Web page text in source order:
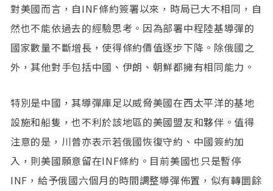
對美國而言，自INF條約簽署以來，時局已大不相同，自
然也不能依過去的經驗思考。因為部署中程陸基導彈的
國家數量不斷增長，使得條約價值逐步下降。除俄國之
外，其他對手包括中國、伊朗、朝鮮都擁有相同能力。
特別是中國，其導彈庫足以威脅美國在西太平洋的基地
設施和船隻，也不利於該地區的美國盟友和夥伴。值得
注意的是，川普亦表示若俄國恢復守約、中國簽約加
入，則美國願意留在INF條約。目前美國也只是暫停
INF，給予俄國六個月的時間調整導彈佈置，似有轉圜餘